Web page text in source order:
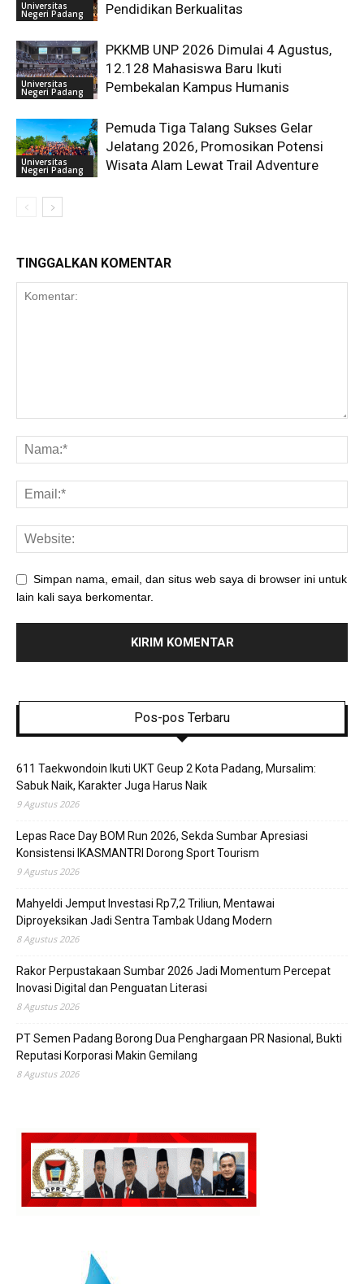
Universitas
Negeri Padang Pendidikan Berkualitas
Universitas
Negeri Padang
PKKMB UNP 2026 Dimulai 4 Agustus,
12.128 Mahasiswa Baru Ikuti
Pembekalan Kampus Humanis
Universitas
Negeri Padang
Pemuda Tiga Talang Sukses Gelar
Jelatang 2026, Promosikan Potensi
Wisata Alam Lewat Trail Adventure
TINGGALKAN KOMENTAR
Simpan nama, email, dan situs web saya di browser ini untuk
lain kali saya berkomentar.
Pos-pos Terbaru
611 Taekwondoin Ikuti UKT Geup 2 Kota Padang, Mursalim:
Sabuk Naik, Karakter Juga Harus Naik
9 Agustus 2026
Lepas Race Day BOM Run 2026, Sekda Sumbar Apresiasi
Konsistensi IKASMANTRI Dorong Sport Tourism
9 Agustus 2026
Mahyeldi Jemput Investasi Rp7,2 Triliun, Mentawai
Diproyeksikan Jadi Sentra Tambak Udang Modern
8 Agustus 2026
Rakor Perpustakaan Sumbar 2026 Jadi Momentum Percepat
Inovasi Digital dan Penguatan Literasi
8 Agustus 2026
PT Semen Padang Borong Dua Penghargaan PR Nasional, Bukti
Reputasi Korporasi Makin Gemilang
8 Agustus 2026